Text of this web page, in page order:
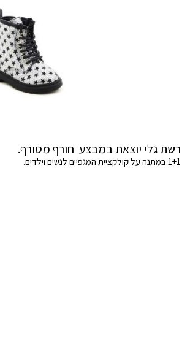
רשת גלי יוצאת במבצע חורף מטורף.
1+1 במתנה על קולקציית המגפיים לנשים וילדים.